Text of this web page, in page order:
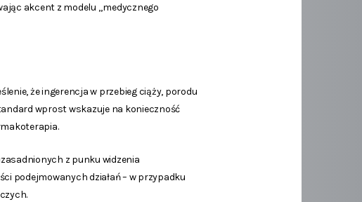
akcent z modelu „medycznego
że ingerencja w przebieg ciąży, porodu
wprost wskazuje na konieczność
z punku widzenia
podejmowanych działań – w przypadku